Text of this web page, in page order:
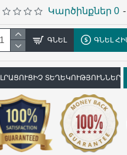
Կարծինքներ 0 -
ԳՆԵԼ ԳՆԵԼ
ԼՐԱՑՈՒՑԻՉ ՏԵՂԵԿՈՒԹՅՈՒՆՆԵՐ